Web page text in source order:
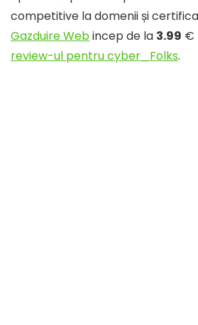
competitive la domenii și
Gazduire Webincep de la 3.99 €
review-ul pentru cyber_Folks.